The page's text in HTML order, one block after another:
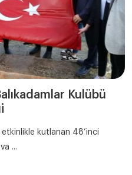
Kulübü
kutlanan 48’inci
...